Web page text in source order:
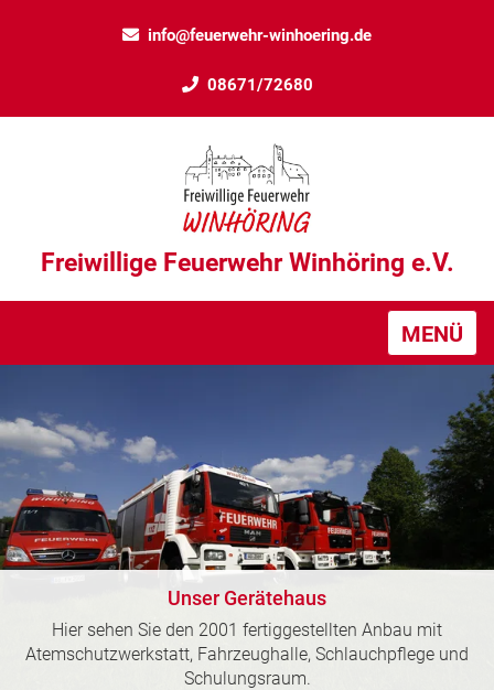
info@feuerwehr-winhoering.de
08671/72680
Freiwillige Feuerwehr Winhöring e.V.
MENÜ
Unser Gerätehaus
Hier sehen Sie den 2001 fertiggestellten Anbau mit
Atemschutzwerkstatt, Fahrzeughalle, Schlauchpflege und
Schulungsraum.